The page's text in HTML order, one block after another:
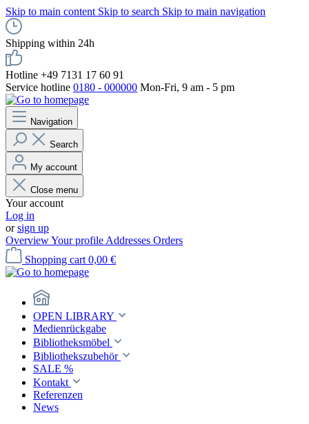
Skip to main content Skip to search Skip to main navigation
Shipping within 24h
Hotline +49 7131 17 60 91
Service hotline 0180 - 000000 Mon-Fri, 9 am - 5 pm
Navigation
Search
My account
Close menu
Your account
Log in
orsign up
OverviewYour profile Addresses Orders
Shopping cart 0,00 €
OPEN LIBRARY
Medienrückgabe
Bibliotheksmöbel
Bibliothekszubehör
SALE %
Kontakt
Referenzen
News